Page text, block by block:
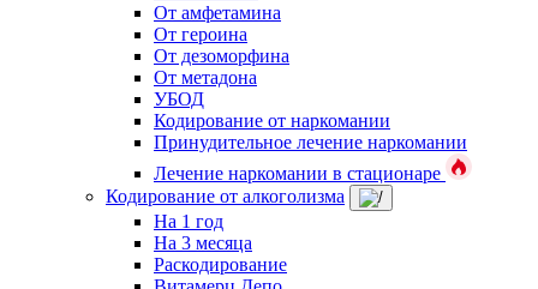
От амфетамина
От героина
От дезоморфина
От метадона
УБОД
Кодирование от наркомании
Принудительное лечение наркомании
Лечение наркомании в стационаре
Кодирование от алкоголизма
На 1 год
На 3 месяца
Раскодирование